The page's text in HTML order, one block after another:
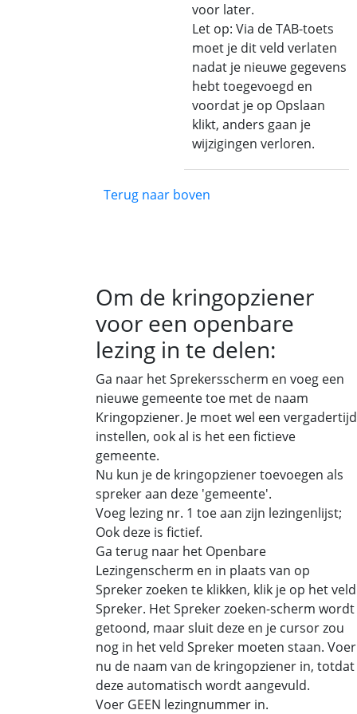
voor later.
Let op: Via de TAB-toets
moet je dit veld verlaten
nadat je nieuwe gegevens
hebt toegevoegd en
voordat je op Opslaan
klikt, anders gaan je
wijzigingen verloren.
Terug naar boven
Om de kringopziener
voor een openbare
lezing in te delen:
Ga naar het Sprekersscherm en voeg een
nieuwe gemeente toe met de naam
Kringopziener. Je moet wel een vergadertijd
instellen, ook al is het een fictieve
gemeente.
Nu kun je de kringopziener toevoegen als
spreker aan deze 'gemeente'.
Voeg lezing nr. 1 toe aan zijn lezingenlijst;
Ook deze is fictief.
Ga terug naar het Openbare
Lezingenscherm en in plaats van op
Spreker zoeken te klikken, klik je op het veld
Spreker. Het Spreker zoeken-scherm wordt
getoond, maar sluit deze en je cursor zou
nog in het veld Spreker moeten staan. Voer
nu de naam van de kringopziener in, totdat
deze automatisch wordt aangevuld.
Voer GEEN lezingnummer in.